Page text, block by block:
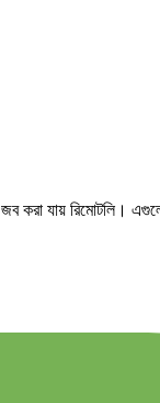
করা যায় রিমোটলি।